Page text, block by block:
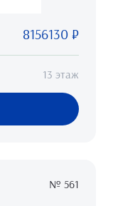
8156130 ₽
13 этаж
№ 561